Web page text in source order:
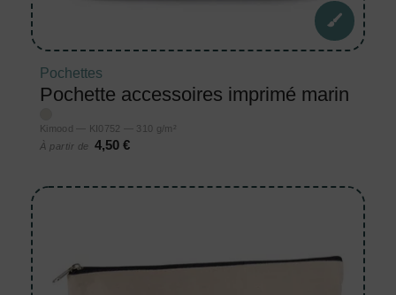
Pochettes
Pochette accessoires imprimé marin
Kimood — KI0752 — 310 g/m²
À partir de
4,50 €